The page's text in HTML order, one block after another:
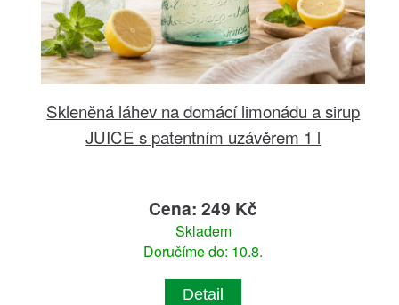
Skleněná láhev na domácí limonádu a sirup
JUICE s patentním uzávěrem 1 l
Cena: 249 Kč
Skladem
Doručíme do: 10.8.
Detail